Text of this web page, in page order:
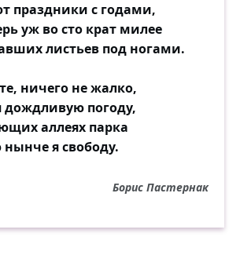
праздники с годами,
уж во сто крат милее
листьев под ногами.
ничего не жалко,
дождливую погоду,
аллеях парка
я свободу.
Борис Пастернак